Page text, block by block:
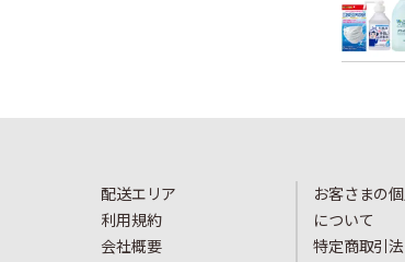
配送エリア
利用規約
会社概要
お客さまの
について
特定商取引